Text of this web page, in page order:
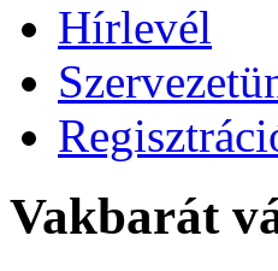
Hírlevél
Vakbarát